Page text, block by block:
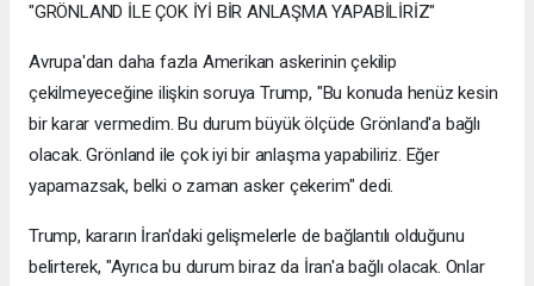
"GRÖNLAND İLE ÇOK İYİ BİR ANLAŞMA YAPABİLİRİZ"
Avrupa'dan daha fazla Amerikan askerinin çekilip
çekilmeyeceğine ilişkin soruya Trump, "Bu konuda henüz kesin
bir karar vermedim. Bu durum büyük ölçüde Grönland'a bağlı
olacak. Grönland ile çok iyi bir anlaşma yapabiliriz. Eğer
yapamazsak, belki o zaman asker çekerim" dedi.
Trump, kararın İran'daki gelişmelerle de bağlantılı olduğunu
belirterek, "Ayrıca bu durum biraz da İran'a bağlı olacak. Onlar